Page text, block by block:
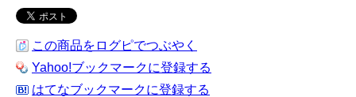
この商品をログピでつぶやく
Yahoo!ブックマークに登録する
はてなブックマークに登録する